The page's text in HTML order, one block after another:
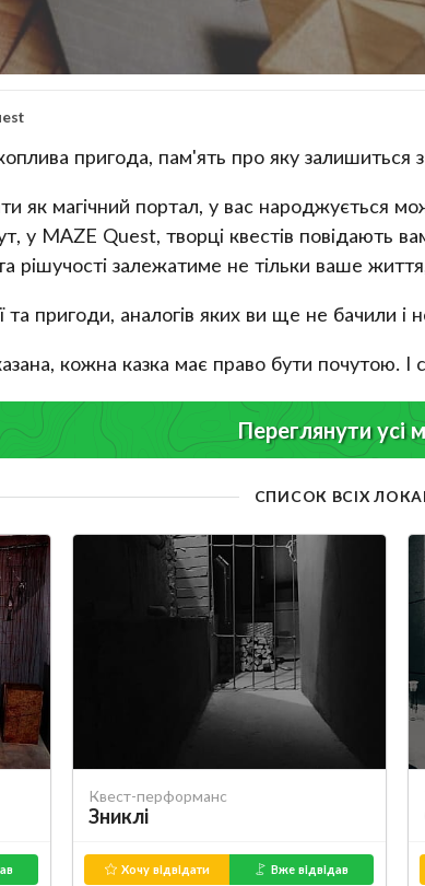
пригода, пам'ять про яку залишиться
як магічний портал, у вас народжується
у MAZE Quest, творці квестів повідають
рішучості залежатиме не тільки ваше
та пригоди, аналогів яких ви ще не бачили
кожна казка має право бути почутою. І
Переглянути усі
СПИСОК ВСІХ
Квест-перформанс
Зниклі
Хочу відвідати Вже відвідав